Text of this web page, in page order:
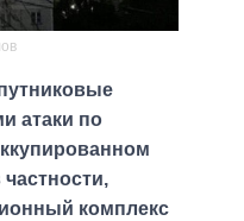
атаки по
комплекс